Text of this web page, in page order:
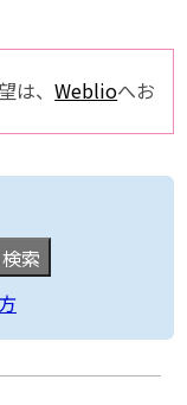
は、Weblioへお